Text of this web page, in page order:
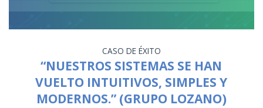
CASO DE ÉXITO
“NUESTROS SISTEMAS SE HAN
VUELTO INTUITIVOS, SIMPLES Y
MODERNOS.” (GRUPO LOZANO)